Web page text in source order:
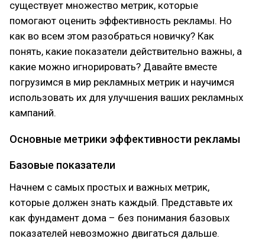
существует множество метрик, которые
помогают оценить эффективность рекламы. Но
как во всем этом разобраться новичку? Как
понять, какие показатели действительно важны, а
какие можно игнорировать? Давайте вместе
погрузимся в мир рекламных метрик и научимся
использовать их для улучшения ваших рекламных
кампаний.
Основные метрики эффективности рекламы
Базовые показатели
Начнем с самых простых и важных метрик,
которые должен знать каждый. Представьте их
как фундамент дома – без понимания базовых
показателей невозможно двигаться дальше.